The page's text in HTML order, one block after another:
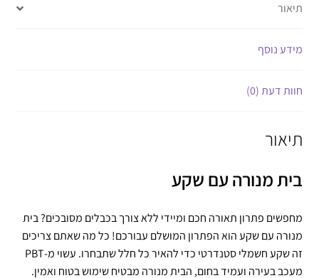
תיאור
מידע נוסף
חוות דעת (0)
תיאור
בית מנורה עם שקע
מחפשים פתרון תאורה חכם ומיידי ללא צורך בכבלים מסובכים? בית
מנורה עם שקע הוא הפתרון המושלם עבורכם! כל מה שאתם צריכים
זה שקע חשמלי סטנדרטי כדי להאיר כל חלל שתבחרו. עשוי מ-PBT
מעכב בעירה ועמיד בחום, הבית מנורה מבטיח שימוש בטוח ואמין.